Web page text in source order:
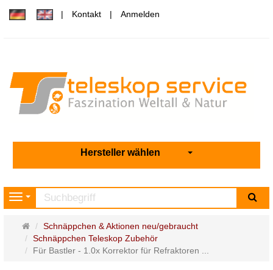
Kontakt Anmelden
Hersteller wählen
Navigation
Startseite
Schnäppchen & Aktionen neu/gebraucht
Schnäppchen Teleskop Zubehör
Für Bastler - 1.0x Korrektor für Refraktoren ...